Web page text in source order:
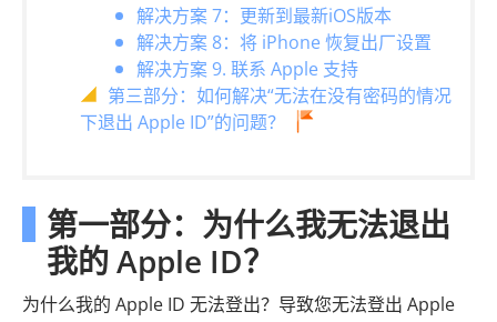
解决方案 7：更新到最新iOS版本
解决方案 8：将 iPhone 恢复出厂设置
解决方案 9. 联系 Apple 支持
第三部分：如何解决“无法在没有密码的情况
下退出 Apple ID”的问题？
第一部分：为什么我无法退出
我的 Apple ID？
为什么我的 Apple ID 无法登出？导致您无法登出 Apple